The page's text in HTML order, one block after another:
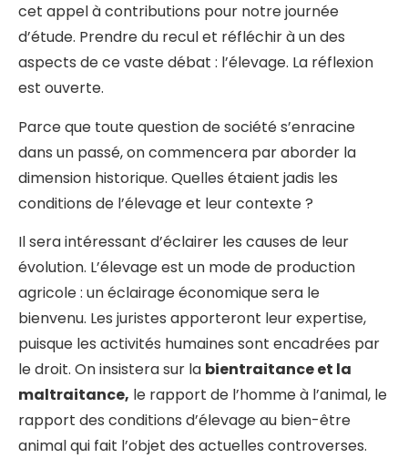
cet appel à contributions pour notre journée
d’étude. Prendre du recul et réfléchir à un des
aspects de ce vaste débat : l’élevage. La réflexion
est ouverte.
Parce que toute question de société s’enracine
dans un passé, on commencera par aborder la
dimension historique. Quelles étaient jadis les
conditions de l’élevage et leur contexte ?
Il sera intéressant d’éclairer les causes de leur
évolution. L’élevage est un mode de production
agricole : un éclairage économique sera le
bienvenu. Les juristes apporteront leur expertise,
puisque les activités humaines sont encadrées par
le droit. On insistera sur la bientraitance et la
maltraitance, le rapport de l’homme à l’animal, le
rapport des conditions d’élevage au bien-être
animal qui fait l’objet des actuelles controverses.